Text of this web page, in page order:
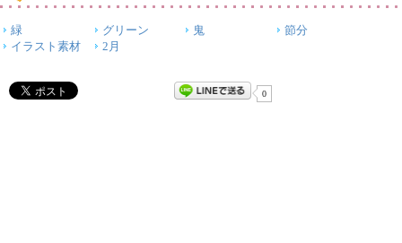
緑 グリーン 鬼
節分
イラスト素材
2月
0